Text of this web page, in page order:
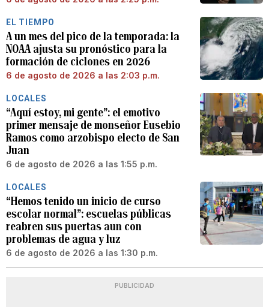
EL TIEMPO
A un mes del pico de la temporada: la
NOAA ajusta su pronóstico para la
formación de ciclones en 2026
6 de agosto de 2026 a las 2:03 p.m.
LOCALES
“Aquí estoy, mi gente”: el emotivo
primer mensaje de monseñor Eusebio
Ramos como arzobispo electo de San
Juan
6 de agosto de 2026 a las 1:55 p.m.
LOCALES
“Hemos tenido un inicio de curso
escolar normal”: escuelas públicas
reabren sus puertas aun con
problemas de agua y luz
6 de agosto de 2026 a las 1:30 p.m.
PUBLICIDAD